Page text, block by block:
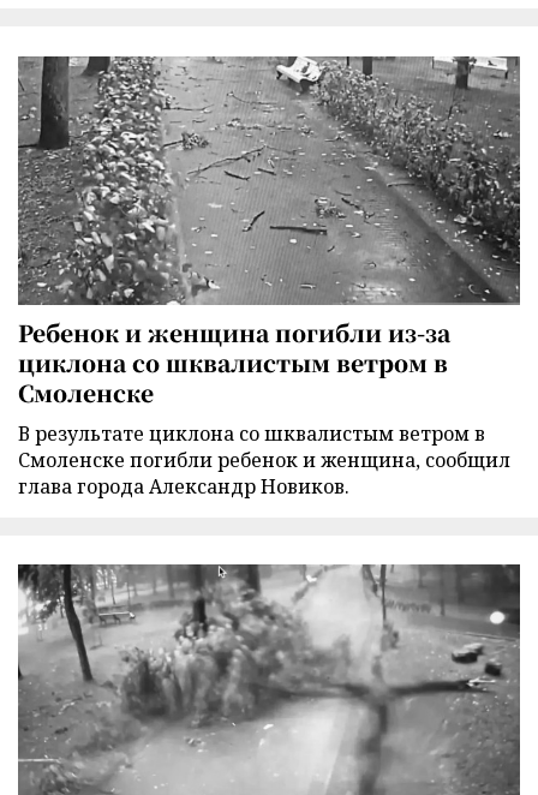
Ребенок и женщина погибли из-за
циклона со шквалистым ветром в
Смоленске
В результате циклона со шквалистым ветром в
Смоленске погибли ребенок и женщина, сообщил
глава города Александр Новиков.